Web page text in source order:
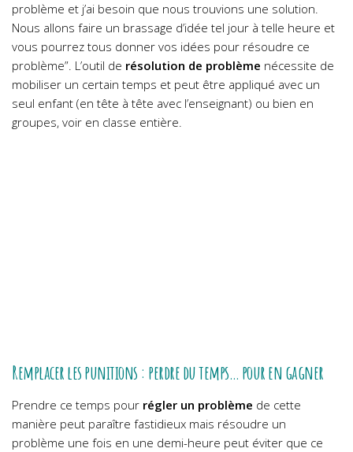
problème et j’ai besoin que nous trouvions une solution.
Nous allons faire un brassage d’idée tel jour à telle heure et
vous pourrez tous donner vos idées pour résoudre ce
problème”. L’outil de résolution de problème nécessite de
mobiliser un certain temps et peut être appliqué avec un
seul enfant (en tête à tête avec l’enseignant) ou bien en
groupes, voir en classe entière.
Remplacer les punitions : perdre du temps… pour en gagner
Prendre ce temps pour régler un problème de cette
manière peut paraître fastidieux mais résoudre un
problème une fois en une demi-heure peut éviter que ce